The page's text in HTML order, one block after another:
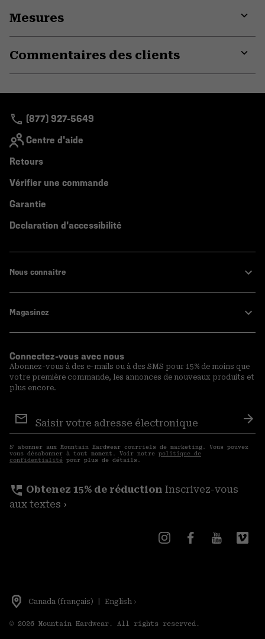
Mesures
Commentaires des clients
(877) 927-5649
Centre d'aide
Retours
Vérifier une commande
Garantie
Declaration d'accessibilité
Nous connaitre
Magasinez
Connectez-vous avec nous
Abonnez-vous à des e-mails ou à des SMS pour 15% de moins que
votre première commande, les annonces de nouveaux produits et
plus encore.
aux
courriels
S′ abonner aux Mountain Hardwear courriels de marketing. Vous pouvez
vous désabonner à tout moment. Voir notre politique de
confidentialité pour plus de détails.
perm_phone_msg Obtenez 15% de réduction Inscrivez-vous
aux textes ›
Canada (français) English ›
© 2026 Mountain Hardwear. All rights reserved.